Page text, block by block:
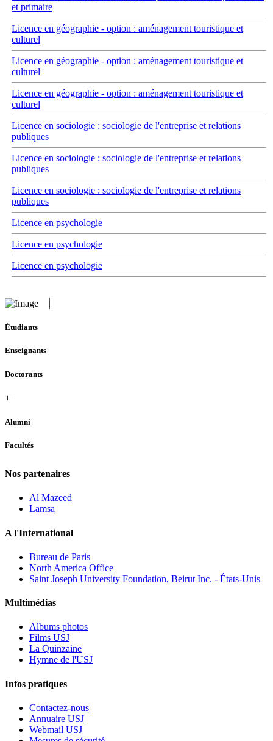
et primaire
Licence en géographie - option : aménagement touristique et
culturel
Licence en géographie - option : aménagement touristique et
culturel
Licence en géographie - option : aménagement touristique et
culturel
Licence en sociologie : sociologie de l'entreprise et relations
publiques
Licence en sociologie : sociologie de l'entreprise et relations
publiques
Licence en sociologie : sociologie de l'entreprise et relations
publiques
Licence en psychologie
Licence en psychologie
Licence en psychologie
Étudiants
Enseignants
Doctorants
+
Alumni
Facultés
Nos partenaires
Al Mazeed
Lamsa
A l'International
Bureau de Paris
North America Office
Saint Joseph University Foundation, Beirut Inc. - États-Unis
Multimédias
Albums photos
Films USJ
La Quinzaine
Hymne de l'USJ
Infos pratiques
Contactez-nous
Annuaire USJ
Webmail USJ